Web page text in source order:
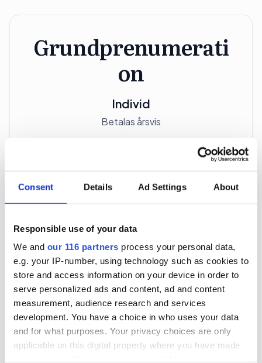
Consent Details Ad Settings About
Responsible use of your data
We and our 116 partners process your personal data,
e.g. your IP-number, using technology such as cookies to
store and access information on your device in order to
serve personalized ads and content, ad and content
measurement, audience research and services
development. You have a choice in who uses your data
and for what purposes. Your privacy choices are only
applicable on this digital property where you have made
Grundprenumerati
on
Individ
Betalas årsvis
För en mottagare
40 utgåvor under ett år
*Moms (6 %) ingår i alla priser.